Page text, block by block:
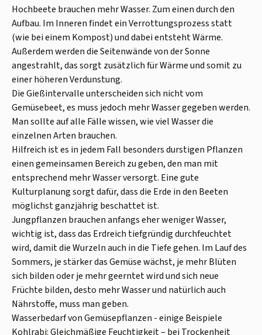
Hochbeete brauchen mehr Wasser. Zum einen durch den
Aufbau. Im Inneren findet ein Verrottungsprozess statt
(wie bei einem Kompost) und dabei entsteht Wärme.
Außerdem werden die Seitenwände von der Sonne
angestrahlt, das sorgt zusätzlich für Wärme und somit zu
einer höheren Verdunstung.
Die Gießintervalle unterscheiden sich nicht vom
Gemüsebeet, es muss jedoch mehr Wasser gegeben werden.
Man sollte auf alle Fälle wissen, wie viel Wasser die
einzelnen Arten brauchen.
Hilfreich ist es in jedem Fall besonders durstigen Pflanzen
einen gemeinsamen Bereich zu geben, den man mit
entsprechend mehr Wasser versorgt. Eine gute
Kulturplanung sorgt dafür, dass die Erde in den Beeten
möglichst ganzjährig beschattet ist.
Jungpflanzen brauchen anfangs eher weniger Wasser,
wichtig ist, dass das Erdreich tiefgründig durchfeuchtet
wird, damit die Wurzeln auch in die Tiefe gehen. Im Lauf des
Sommers, je stärker das Gemüse wächst, je mehr Blüten
sich bilden oder je mehr geerntet wird und sich neue
Früchte bilden, desto mehr Wasser und natürlich auch
Nährstoffe, muss man geben.
Wasserbedarf von Gemüsepflanzen - einige Beispiele
Kohlrabi: Gleichmäßige Feuchtigkeit – bei Trockenheit